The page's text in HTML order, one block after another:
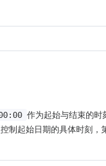
作为起始与结束的时
制起始日期的具体时刻